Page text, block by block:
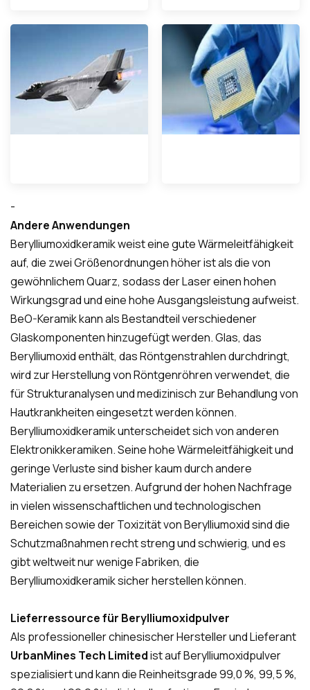
-
Andere Anwendungen
Berylliumoxidkeramik weist eine gute Wärmeleitfähigkeit
auf, die zwei Größenordnungen höher ist als die von
gewöhnlichem Quarz, sodass der Laser einen hohen
Wirkungsgrad und eine hohe Ausgangsleistung aufweist.
BeO-Keramik kann als Bestandteil verschiedener
Glaskomponenten hinzugefügt werden. Glas, das
Berylliumoxid enthält, das Röntgenstrahlen durchdringt,
wird zur Herstellung von Röntgenröhren verwendet, die
für Strukturanalysen und medizinisch zur Behandlung von
Hautkrankheiten eingesetzt werden können.
Berylliumoxidkeramik unterscheidet sich von anderen
Elektronikkeramiken. Seine hohe Wärmeleitfähigkeit und
geringe Verluste sind bisher kaum durch andere
Materialien zu ersetzen. Aufgrund der hohen Nachfrage
in vielen wissenschaftlichen und technologischen
Bereichen sowie der Toxizität von Berylliumoxid sind die
Schutzmaßnahmen recht streng und schwierig, und es
gibt weltweit nur wenige Fabriken, die
Berylliumoxidkeramik sicher herstellen können.
Lieferressource für Berylliumoxidpulver
Als professioneller chinesischer Hersteller und Lieferant
UrbanMines Tech Limitedist auf Berylliumoxidpulver
spezialisiert und kann die Reinheitsgrade 99,0 %, 99,5 %,